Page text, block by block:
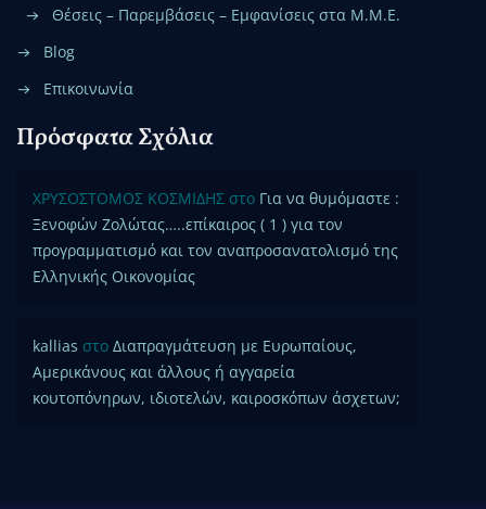
Θέσεις – Παρεμβάσεις – Εμφανίσεις στα Μ.Μ.Ε.
Blog
Επικοινωνία
Πρόσφατα Σχόλια
ΧΡΥΣΟΣΤΟΜΟΣ ΚΟΣΜΙΔΗΣ στο Για να θυμόμαστε :
Ξενοφών Ζολώτας…..επίκαιρος ( 1 ) για τον
προγραμματισμό και τον αναπροσανατολισμό της
Ελληνικής Οικονομίας
kallias στο Διαπραγμάτευση με Ευρωπαίους,
Αμερικάνους και άλλους ή αγγαρεία
κουτοπόνηρων, ιδιοτελών, καιροσκόπων άσχετων;